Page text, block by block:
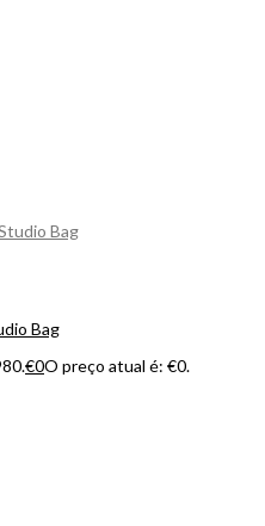
Bag
€0O preço atual é: €0.